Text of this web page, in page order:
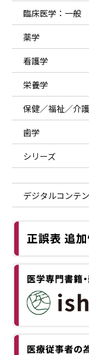
臨床医学：一般
薬学
看護学
栄養学
保健／福祉／介護
歯学
シリーズ
デジタルコンテ